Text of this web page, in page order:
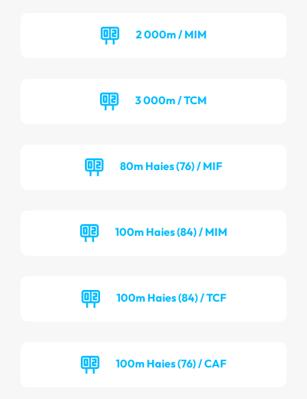
2 000m / MIM
3 000m / TCM
80m Haies (76) / MIF
100m Haies (84) / MIM
100m Haies (84) / TCF
100m Haies (76) / CAF